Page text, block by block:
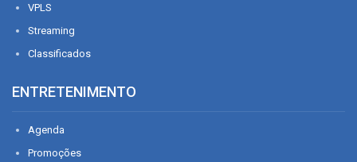
VPLS
Streaming
Classificados
ENTRETENIMENTO
Agenda
Promoções